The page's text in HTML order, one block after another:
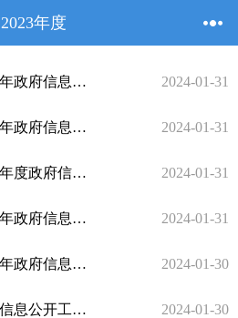
2023年度
柳州市柳江区总工会2023年政府信息公开 工作年度报告 2024-01-31
柳州市柳江区气象局2023年政府信息公开工作年度报告 2024-01-31
柳州市柳江区教育局2023年度政府信息公开工作年度报告 2024-01-31
柳州市柳江区统计局2023年政府信息公开工作年度报告 2024-01-31
柳州市柳江区民政局2023年政府信息公开工作年度报告 2024-01-30
柳江区财政局2023年政府信息公开工作年度报告 2024-01-30